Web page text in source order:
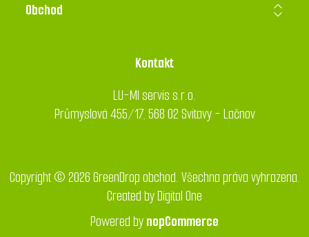
Obchod
Kontakt
LU-MI servis s.r.o.
Průmyslová 455/17, 568 02 Svitavy - Lačnov
Copyright © 2026 GreenDrop obchod. Všechna práva vyhrazena.
Created byDigital One
Powered bynopCommerce